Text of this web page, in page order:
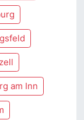
am Inn